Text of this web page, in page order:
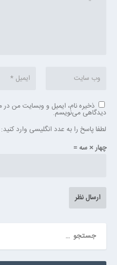
ذخیره نام، ایمیل و وبسایت من در
دیدگاهی می‌نویسم.
لطفا پاسخ را به عدد انگلیسی وارد کنید:
چهار × سه =